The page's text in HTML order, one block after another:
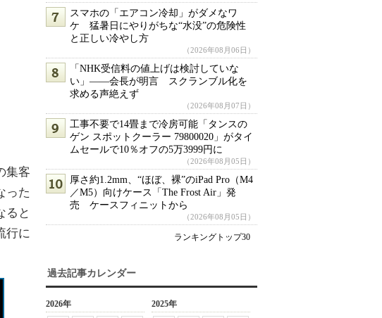
集客
った
ると
行に
スマホの「エアコン冷却」がダメなワ
ケ 猛暑日にやりがちな“水没”の危険性
と正しい冷やし方
（2026年08月06日）
「NHK受信料の値上げは検討していな
い」――会長が明言 スクランブル化を
求める声絶えず
（2026年08月07日）
工事不要で14畳まで冷房可能「タンスの
ゲン スポットクーラー 79800020」がタイ
ムセールで10％オフの5万3999円に
（2026年08月05日）
厚さ約1.2mm、“ほぼ、裸”のiPad Pro（M4
／M5）向けケース「The Frost Air」発
売 ケースフィニットから
（2026年08月05日）
ランキングトップ30
過去記事カレンダー
2026年 2025年